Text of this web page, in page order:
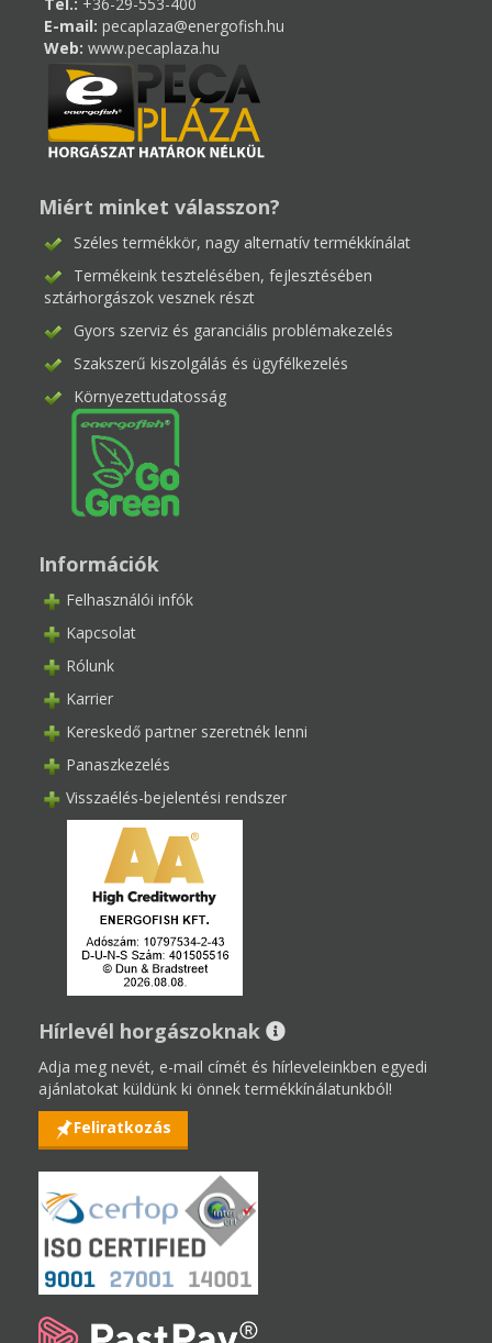
E-mail: pecaplaza@energofish.hu
Web: www.pecaplaza.hu
Miért minket válasszon?
Széles termékkör, nagy alternatív termékkínálat
Termékeink tesztelésében, fejlesztésében
sztárhorgászok vesznek részt
Gyors szerviz és garanciális problémakezelés
Szakszerű kiszolgálás és ügyfélkezelés
Környezettudatosság
Információk
Felhasználói infók
Kapcsolat
Rólunk
Karrier
Kereskedő partner szeretnék lenni
Panaszkezelés
Visszaélés-bejelentési rendszer
Hírlevél horgászoknak
Adja meg nevét, e-mail címét és hírleveleinkben egyedi
ajánlatokat küldünk ki önnek termékkínálatunkból!
Feliratkozás